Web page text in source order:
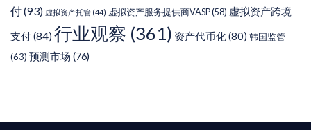
付(93) 虚拟资产托管 (44) 虚拟资产服务提供商VASP(58) 虚拟资产跨境
支付(84) 行业观察 (361) 资产代币化(80) 韩国监管
(63) 预测市场 (76)